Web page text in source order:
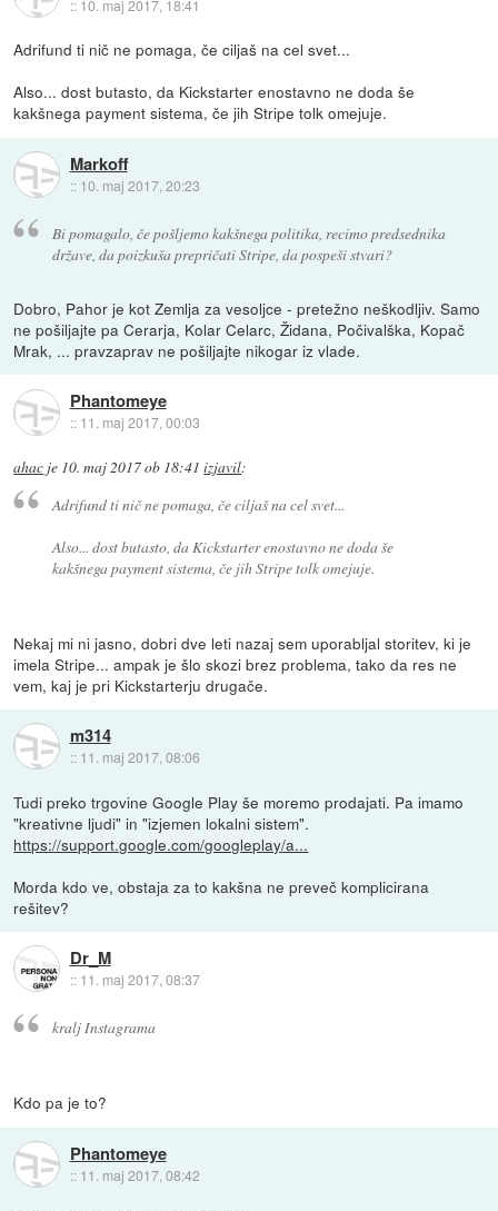
:: 10. maj 2017, 18:41
Adrifund ti nič ne pomaga, če ciljaš na cel svet...
Also... dost butasto, da Kickstarter enostavno ne doda še
kakšnega payment sistema, če jih Stripe tolk omejuje.
Markoff
:: 10. maj 2017, 20:23
Bi pomagalo, če pošljemo kakšnega politika, recimo predsednika
države, da poizkuša prepričati Stripe, da pospeši stvari?
Dobro, Pahor je kot Zemlja za vesoljce - pretežno neškodljiv. Samo
ne pošiljajte pa Cerarja, Kolar Celarc, Židana, Počivalška, Kopač
Mrak, ... pravzaprav ne pošiljajte nikogar iz vlade.
Phantomeye
:: 11. maj 2017, 00:03
ahac je 10. maj 2017 ob 18:41 izjavil:
Adrifund ti nič ne pomaga, če ciljaš na cel svet...
Also... dost butasto, da Kickstarter enostavno ne doda še
kakšnega payment sistema, če jih Stripe tolk omejuje.
Nekaj mi ni jasno, dobri dve leti nazaj sem uporabljal storitev, ki je
imela Stripe... ampak je šlo skozi brez problema, tako da res ne
vem, kaj je pri Kickstarterju drugače.
m314
:: 11. maj 2017, 08:06
Tudi preko trgovine Google Play še moremo prodajati. Pa imamo
"kreativne ljudi" in "izjemen lokalni sistem".
https://support.google.com/googleplay/a...
Morda kdo ve, obstaja za to kakšna ne preveč komplicirana
rešitev?
Dr_M
:: 11. maj 2017, 08:37
kralj Instagrama
Kdo pa je to?
Phantomeye
:: 11. maj 2017, 08:42